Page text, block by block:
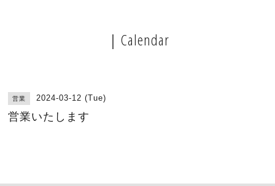
｜Calendar
営業 2024-03-12 (Tue)
営業いたします